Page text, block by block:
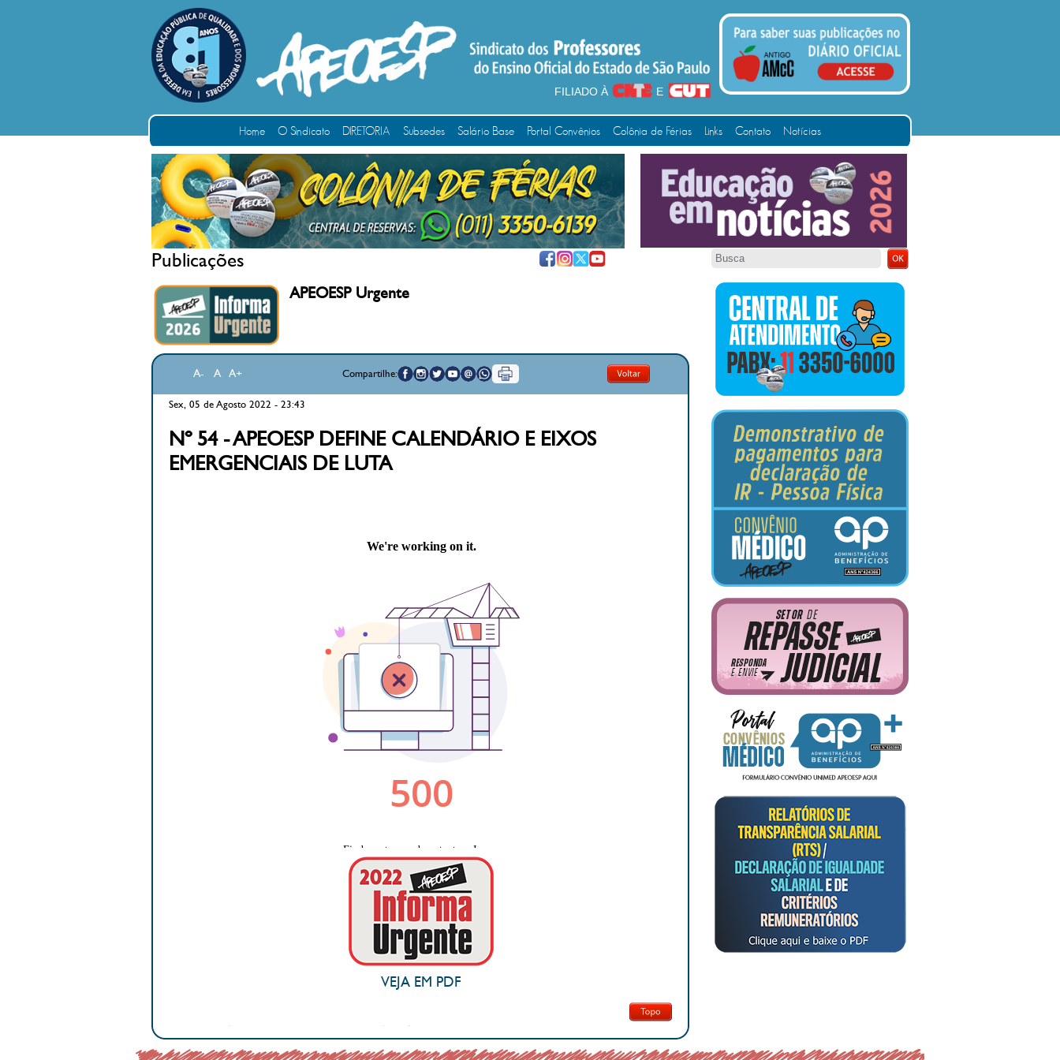
FILIADO À E
Home O Sindicato DIRETORIA Subsedes Salário Base Portal Convênios Colônia de Férias Links Contato Notícias
Publicações
APEOESP Urgente
A- A A+ Compartilhe:
Sex, 05 de Agosto 2022 - 23:43
Nº 54 - APEOESP DEFINE CALENDÁRIO E EIXOS
EMERGENCIAIS DE LUTA
VEJA EM PDF